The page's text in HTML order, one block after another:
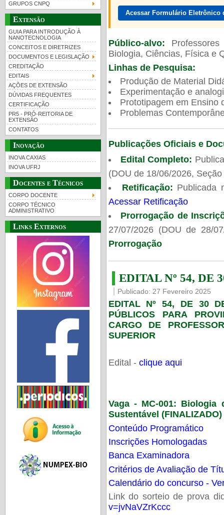
GRUPOS CNPQ
Extensão
GUIA PARA INTRODUÇÃO À
NANOTECNOLOGIA
CONCEITOS E DIRETRIZES
DOCUMENTOS E LEGISLAÇÃO
CREDITAÇÃO
EDITAIS
AÇÕES DE EXTENSÃO
DÚVIDAS FREQUENTES
CERTIFICAÇÃO
PR5 - PRÓ-REITORIA DE
EXTENSÃO
CONTATOS
Inovação
INOVA CAXIAS
INOVA UFRJ
Docentes e Técnicos
CORPO DOCENTE
CORPO TÉCNICO
ADMINISTRATIVO
Links Externos
Acessar Formulário
Público-alvo:
Biologia, Ciências, Física e
Linhas de Pesquisa:
Produção de Material
Experimentação e
Prototipagem em Ensino
Problemas
Publicações Oficiais e
Edital Completo:
(DOU de 18/06/2026,
Retificação: Publicada
Acessar Retificação
Prorrogação de
27/07/2026 (DOU de 28/
Prorrogação
EDITAL Nº 54, DE
Publicado: 27 Fevereiro 2025
EDITAL Nº 54, DE 30
PÚBLICOS PARA
CARGO DE
SUPERIOR
Edital - clique aqui
Vaga - MC-001: Biologia
Sustentável (FINALIZADO)
Conteúdo Programático
Inscrições Homologadas
Banca Examinadora
Critérios de Avaliação de
Calendário do concurso -
Link do sorteio de prova
v=jvNaVZrKccc